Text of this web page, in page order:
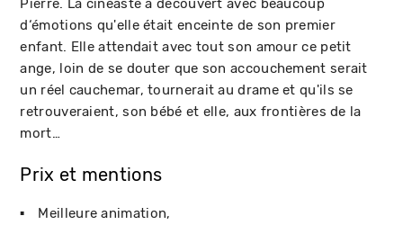
Pierre. La cinéaste a découvert avec beaucoup
d‘émotions qu'elle était enceinte de son premier
enfant. Elle attendait avec tout son amour ce petit
ange, loin de se douter que son accouchement serait
un réel cauchemar, tournerait au drame et qu'ils se
retrouveraient, son bébé et elle, aux frontières de la
mort…
Prix et mentions
Meilleure animation